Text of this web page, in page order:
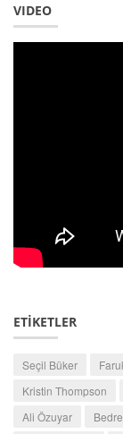
VIDEO
ETİKETLER
Seçil Büker
Kristin Thompson
Ali Özuyar